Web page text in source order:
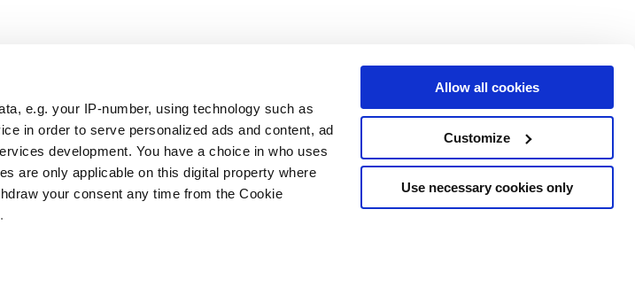
e.g. your IP-number, using technology such as
in order to serve personalized ads and content, ad
development. You have a choice in who uses
are only applicable on this digital property where
your consent any time from the Cookie
Allow all cookies
Customize
Use necessary cookies only
нам
Юридическая зона
Условия продажи
Файлы cookie
Пересмотрите ваш выбор
Услуги
Зона загрузки
Территория профессионалов